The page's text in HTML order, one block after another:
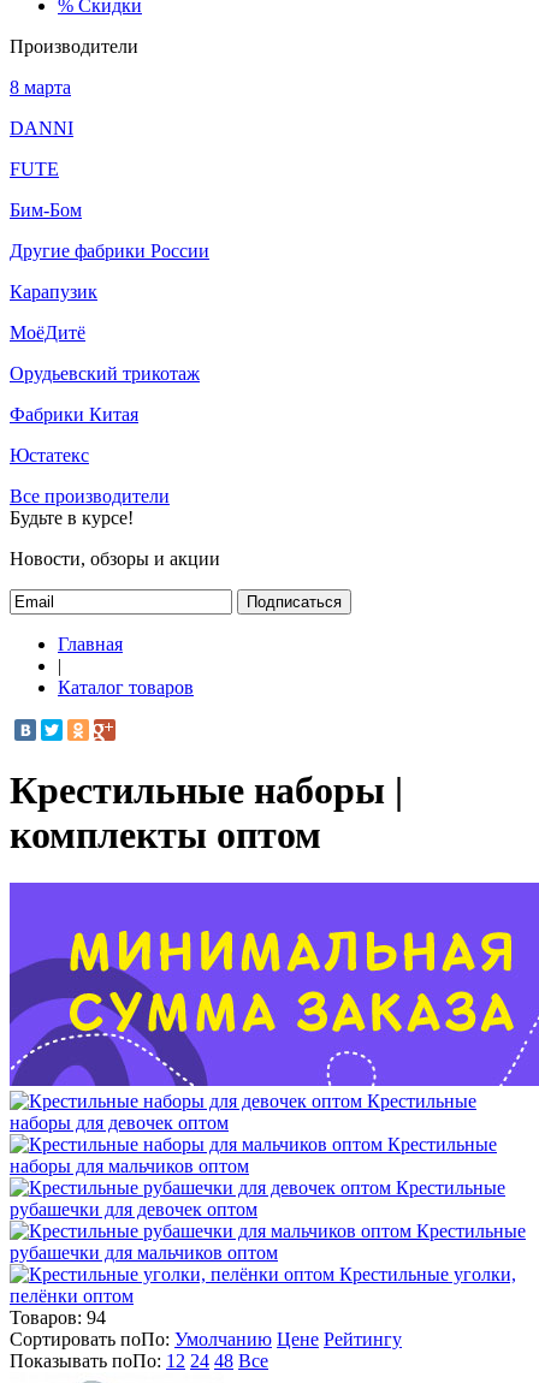
% Скидки
Производители
8 марта
DANNI
FUTE
Бим-Бом
Другие фабрики России
Карапузик
МоёДитё
Орудьевский трикотаж
Фабрики Китая
Юстатекс
Все производители
Будьте в курсе!
Новости, обзоры и акции
Подписаться
Главная
|
Каталог товаров
Крестильные наборы |
комплекты оптом
Крестильные
наборы для девочек оптом
Крестильные
наборы для мальчиков оптом
Крестильные
рубашечки для девочек оптом
Крестильные
рубашечки для мальчиков оптом
Крестильные уголки,
пелёнки оптом
Товаров: 94
Сортировать поПо: Умолчанию Цене Рейтингу
Показывать поПо: 12 24 48 Все